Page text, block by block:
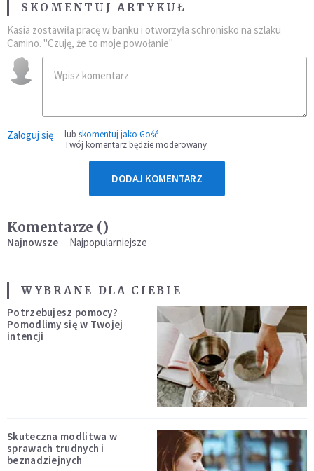
SKOMENTUJ ARTYKUŁ
Kasia zostawiła pracę w banku i otworzyła schronisko na szlaku
Camino. "Czuję, że to moje powołanie"
Zaloguj się lub skomentuj jako Gość
Twój komentarz będzie moderowany
DODAJ KOMENTARZ
Komentarze ()
Najnowsze Najpopularniejsze
WYBRANE DLA CIEBIE
Potrzebujesz pomocy?
Pomodlimy się w Twojej
intencji
Skuteczna modlitwa w
sprawach trudnych i
beznadziejnych